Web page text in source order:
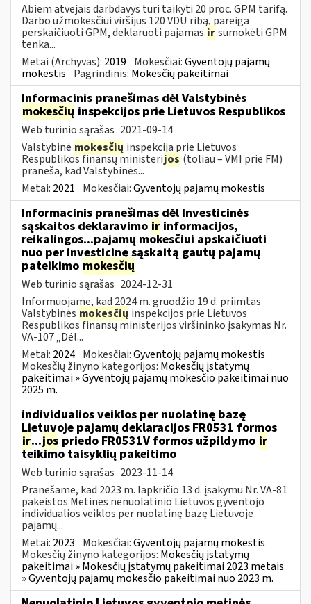
Abiem atvejais darbdavys turi taikyti 20 proc. GPM tarifą.
Darbo užmokesčiui viršijus 120 VDU ribą, pareiga
perskaičiuoti GPM, deklaruoti pajamas irsumokėti GPM
tenka...
Metai (Archyvas): 2019 Mokesčiai:Gyventojų pajamų
mokestis Pagrindinis: Mokesčių pakeitimai
Informacinis pranešimas dėl Valstybinės
mokesčių inspekcijos prie Lietuvos Respublikos
Web turinio sąrašas 2021-09-14
Valstybinė mokesčių inspekcija prie Lietuvos
Respublikos finansų ministerijos (toliau – VMI prie FM)
praneša, kad Valstybinės...
Metai: 2021 Mokesčiai:Gyventojų pajamų mokestis
Informacinis pranešimas dėl Investicinės
sąskaitos deklaravimo ir informacijos,
reikalingos...pajamų mokesčiui apskaičiuoti
nuo per investicinę sąskaitą gautų pajamų
pateikimo mokesčių
Web turinio sąrašas 2024-12-31
Informuojame, kad 2024 m. gruodžio 19 d. priimtas
Valstybinės mokesčių inspekcijos prie Lietuvos
Respublikos finansų ministerijos viršininko įsakymas Nr.
VA-107 „Dėl...
Metai: 2024 Mokesčiai:Gyventojų pajamų mokestis
Mokesčių žinyno kategorijos: Mokesčių įstatymų
pakeitimai » Gyventojų pajamų mokesčio pakeitimai nuo
2025 m.
individualios veiklos per nuolatinę bazę
Lietuvoje pajamų deklaracijos FR0531 formos
ir...jos priedo FR0531V formos užpildymo ir
teikimo taisyklių pakeitimo
Web turinio sąrašas 2023-11-14
Pranešame, kad 2023 m. lapkričio 13 d. įsakymu Nr. VA-81
pakeistos Metinės nenuolatinio Lietuvos gyventojo
individualios veiklos per nuolatinę bazę Lietuvoje
pajamų...
Metai: 2023 Mokesčiai:Gyventojų pajamų mokestis
Mokesčių žinyno kategorijos: Mokesčių įstatymų
pakeitimai » Mokesčių įstatymų pakeitimai 2023 metais
» Gyventojų pajamų mokesčio pakeitimai nuo 2023 m.